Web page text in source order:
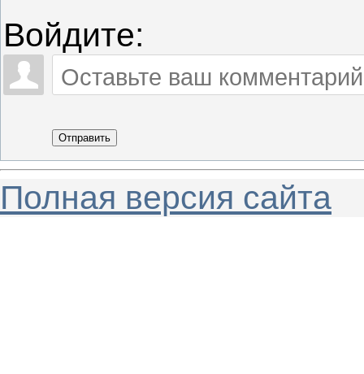
Войдите:
Отправить
Полная версия сайта